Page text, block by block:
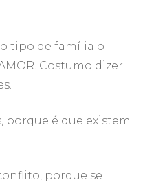
tipo de família o
Costumo dizer
porque é que existem
porque se